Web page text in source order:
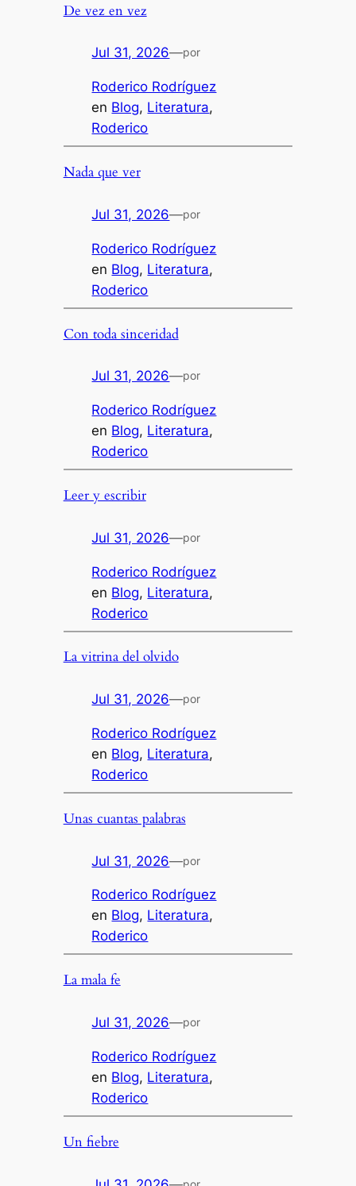
De vez en vez
Jul 31, 2026—por
Roderico Rodríguez
en Blog, Literatura
Roderico
Nada que ver
Jul 31, 2026—por
Roderico Rodríguez
en Blog, Literatura
Roderico
Con toda sinceridad
Jul 31, 2026—por
Roderico Rodríguez
en Blog, Literatura
Roderico
Leer y escribir
Jul 31, 2026—por
Roderico Rodríguez
en Blog, Literatura
Roderico
La vitrina del olvido
Jul 31, 2026—por
Roderico Rodríguez
en Blog, Literatura
Roderico
Unas cuantas palabras
Jul 31, 2026—por
Roderico Rodríguez
en Blog, Literatura
Roderico
La mala fe
Jul 31, 2026—por
Roderico Rodríguez
en Blog, Literatura
Roderico
Un fiebre